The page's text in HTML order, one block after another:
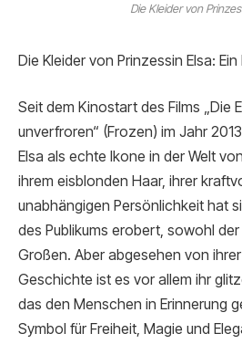
Die Kleider von
Die Kleider von Prinzessin Elsa:
Seit dem Kinostart des Films „Die
unverfroren“ (Frozen) im Jahr
Elsa als echte Ikone in der Welt
ihrem eisblonden Haar, ihrer
unabhängigen Persönlichkeit hat
des Publikums erobert, sowohl
Großen. Aber abgesehen von
Geschichte ist es vor allem ihr
das den Menschen in Erinnerung
Symbol für Freiheit, Magie und